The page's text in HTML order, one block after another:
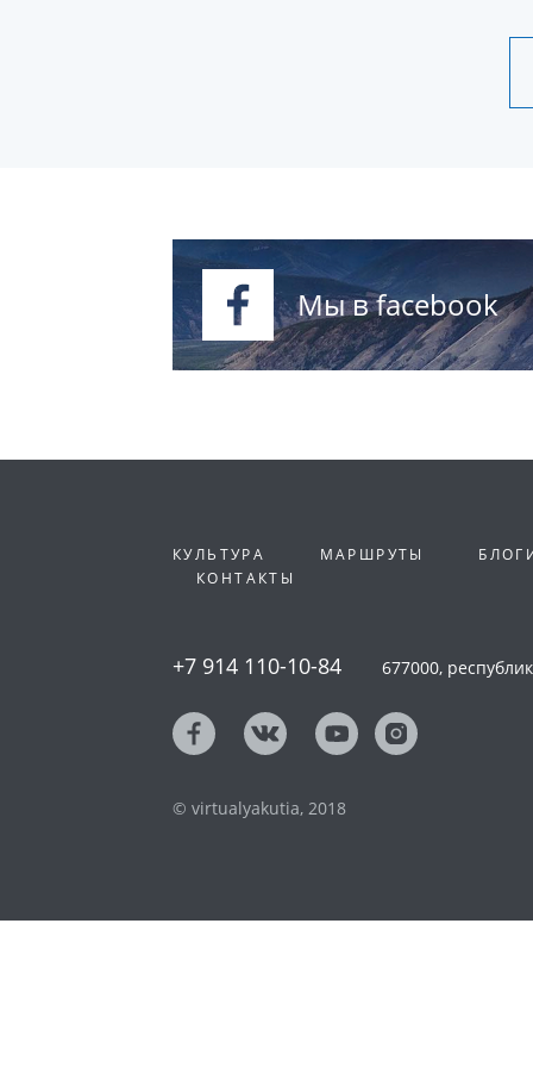
Мы в facebook
КУЛЬТУРА МАРШРУТЫ
КОНТАКТЫ
+7 914 110-10-84 677000,
© virtualyakutia, 2018